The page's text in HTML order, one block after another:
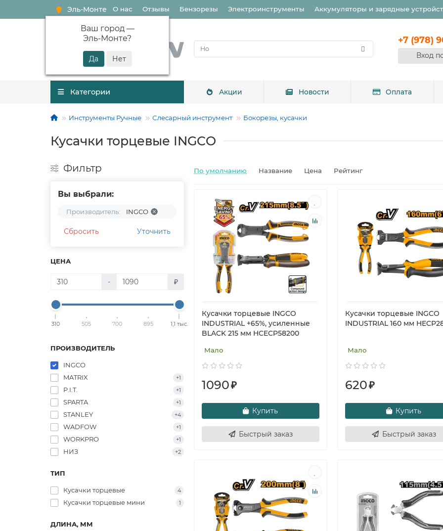
Эль-Монте
Ваш город —
Эль-Монте?
О нас Отзывы Бензорезы Электроинструменты Аккумуляторы и зарядные
+7 (978)
Вход
Категории Акции Новости Оплата
Инструменты Ручные Слесарный инструмент Бокорезы, кусачки
Кусачки торцевые INGCO
Фильтр
Вы выбрали:
Производитель: INGCO
Сбросить Уточнить
ЦЕНА
- ₽
310 505 700 895 1,1 тыс.
ПРОИЗВОДИТЕЛЬ
INGCO
MATRIX
+1
P.I.T. +1
SPARTA +1
STANLEY +4
WADFOW +1
WORKPRO +1
НИЗ +2
ТИП
Кусачки торцевые 4
Кусачки торцевые мини 1
ДЛИНА, ММ
По умолчанию Название Цена Рейтинг
Кусачки торцевые INGCO
INDUSTRIAL +65%, усиленные
BLACK 215 мм HCECP58200
Мало
1090₽
Купить
Быстрый заказ
Кусачки торцевые INGCO
INDUSTRIAL 160 мм
Мало
620₽
Купить
Быстрый заказ